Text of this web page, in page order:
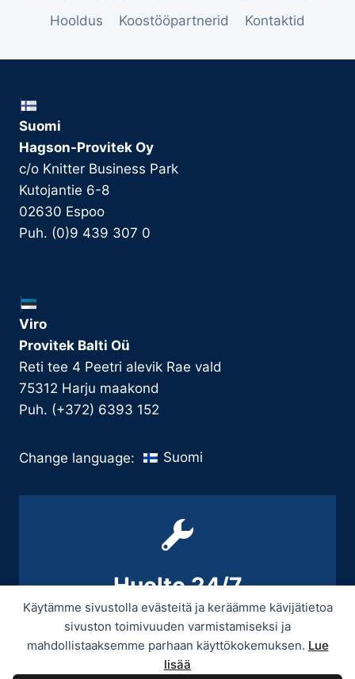
Käytämme sivustolla evästeitä ja keräämme kävijätietoa
sivuston toimivuuden varmistamiseksi ja
mahdollistaaksemme parhaan käyttökokemuksen. Lue
lisää
Hooldus
Koostööpartnerid Kontaktid
Suomi
Hagson-Provitek Oy
c/o Knitter Business Park
Kutojantie 6-8
02630 Espoo
Puh. (0)9 439 307 0
Viro
Provitek Balti Oü
Reti tee 4 Peetri alevik Rae vald
75312 Harju maakond
Puh. (+372) 6393 152
Change language: Suomi
Huolto 24/7
+358 9 439 3070 / +358 50 545 5664